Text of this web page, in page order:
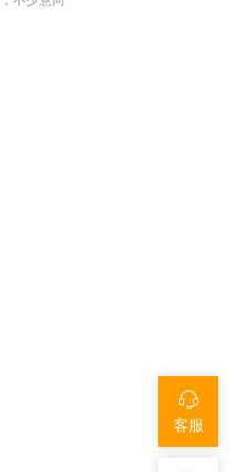
客服